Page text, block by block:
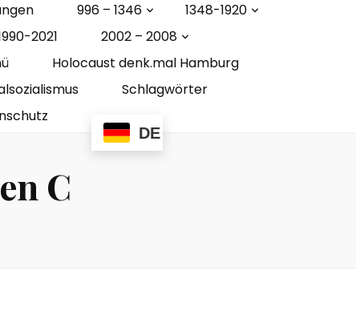
996 – 1346
1348-1920
2021
2002 – 2008
Holocaust denk.mal Hamburg
Schlagwörter
DE
C